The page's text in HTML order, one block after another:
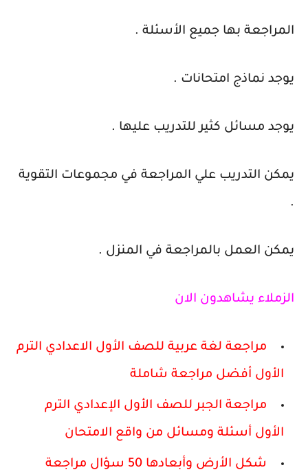
المراجعة بها جميع الأسئلة .
يوجد نماذج امتحانات .
يوجد مسائل كثير للتدريب عليها .
يمكن التدريب علي المراجعة في مجموعات التقوية
.
يمكن العمل بالمراجعة في المنزل .
الزملاء يشاهدون الان
مراجعة لغة عربية للصف الأول الاعدادي الترم
الأول أفضل مراجعة شاملة
مراجعة الجبر للصف الأول الإعدادي الترم
الأول أسئلة ومسائل من واقع الامتحان
شكل الأرض وأبعادها 50 سؤال مراجعة